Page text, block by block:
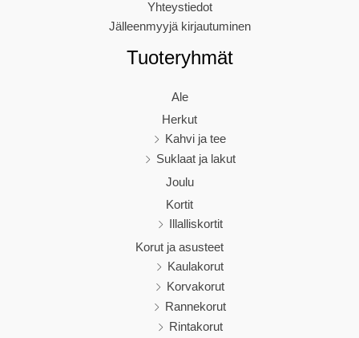
Yhteystiedot
Jälleenmyyjä kirjautuminen
Tuoteryhmät
Ale
Herkut
Kahvi ja tee
Suklaat ja lakut
Joulu
Kortit
Illalliskortit
Korut ja asusteet
Kaulakorut
Korvakorut
Rannekorut
Rintakorut